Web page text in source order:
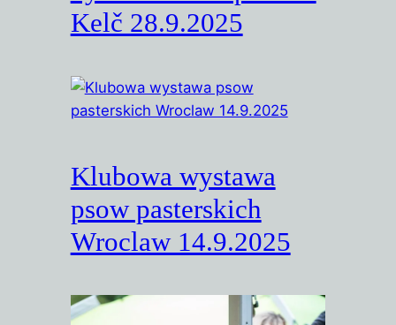
Kelč 28.9.2025
Klubowa wystawa
psow pasterskich
Wroclaw 14.9.2025